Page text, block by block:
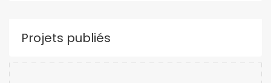
Projets publiés